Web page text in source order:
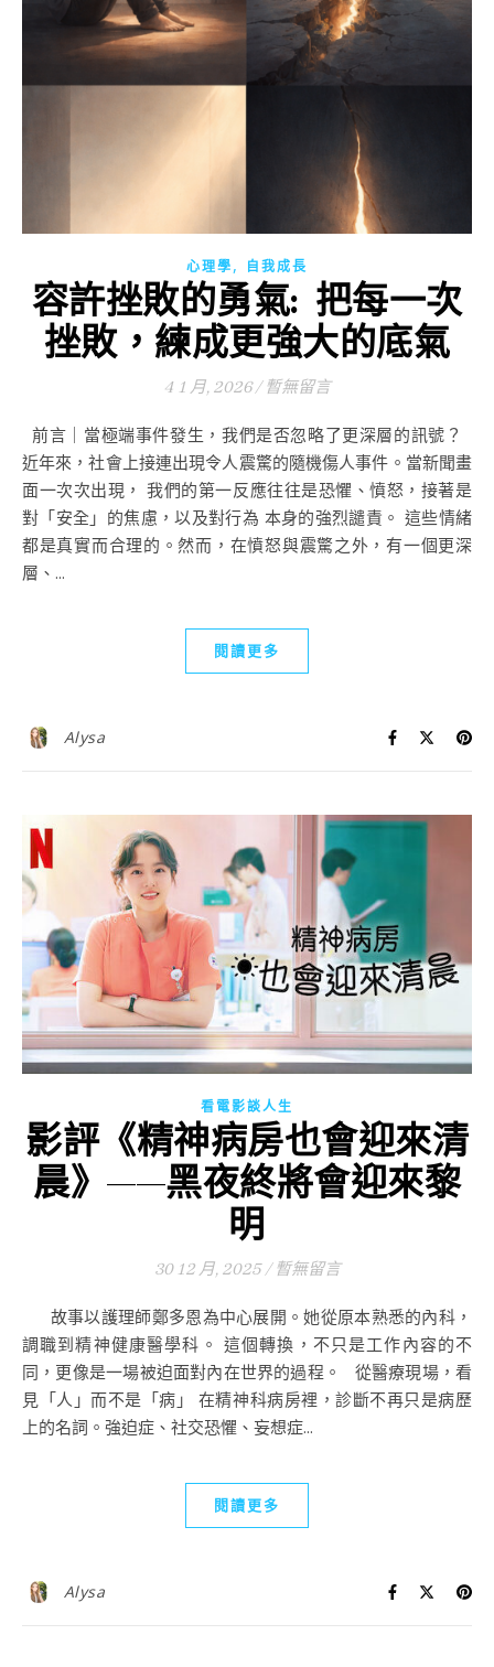
心理學, 自我成長
容許挫敗的勇氣: 把每一次
挫敗，練成更強大的底氣
4 1 月, 2026 / 暫無留言
前言｜當極端事件發生，我們是否忽略了更深層的訊號？
近年來，社會上接連出現令人震驚的隨機傷人事件。當新聞畫
面一次次出現， 我們的第一反應往往是恐懼、憤怒，接著是
對「安全」的焦慮，以及對行為 本身的強烈譴責。 這些情緒
都是真實而合理的。然而，在憤怒與震驚之外，有一個更深
層、...
閱讀更多
Alysa
看電影談人生
影評《精神病房也會迎來清
晨》——黑夜終將會迎來黎
明
30 12 月, 2025 / 暫無留言
故事以護理師鄭多恩為中心展開。她從原本熟悉的內科，
調職到精神健康醫學科。 這個轉換，不只是工作內容的不
同，更像是一場被迫面對內在世界的過程。 從醫療現場，看
見「人」而不是「病」 在精神科病房裡，診斷不再只是病歷
上的名詞。強迫症、社交恐懼、妄想症...
閱讀更多
Alysa